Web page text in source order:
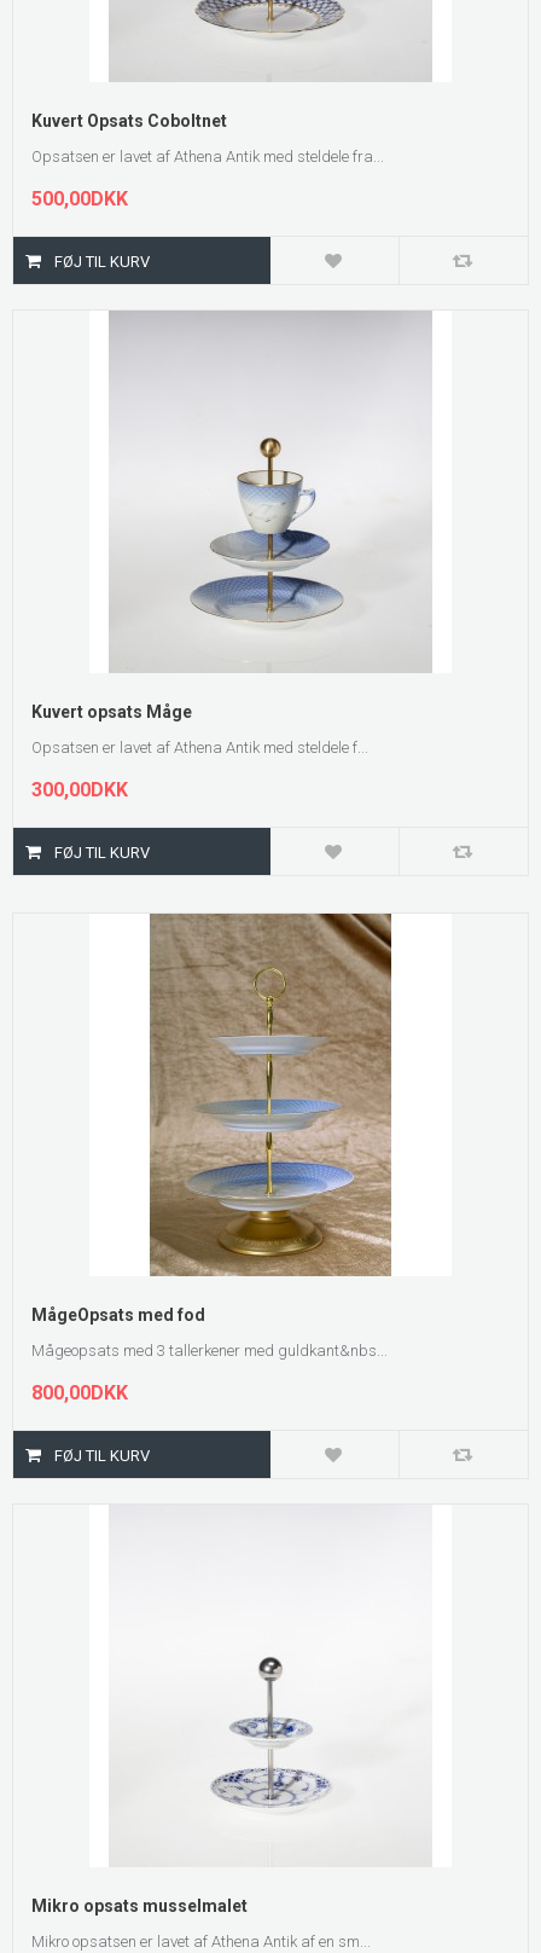
Kuvert Opsats Coboltnet
Opsatsen er lavet af Athena Antik med steldele fra...
500,00DKK
Kuvert opsats Måge
Opsatsen er lavet af Athena Antik med steldele f...
300,00DKK
MågeOpsats med fod
Mågeopsats med 3 tallerkener med guldkant&nbs...
800,00DKK
Mikro opsats musselmalet
Mikro opsatsen er lavet af Athena Antik af en sm...